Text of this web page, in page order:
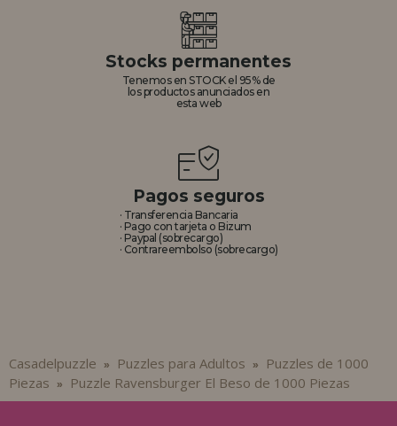
Stocks permanentes
Tenemos en STOCK el 95% de
los productos anunciados en
esta web
Pagos seguros
· Transferencia Bancaria
· Pago con tarjeta o Bizum
· Paypal (sobrecargo)
· Contrareembolso (sobrecargo)
Casadelpuzzle » Puzzles para Adultos »
Puzzles de 1000
Piezas » Puzzle Ravensburger El Beso de 1000 Piezas